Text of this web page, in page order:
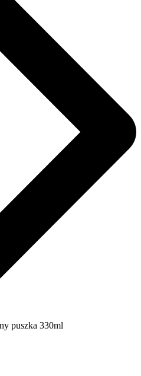
puszka 330ml